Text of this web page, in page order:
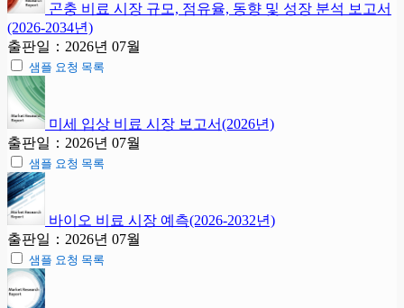
곤충 비료 시장 규모, 점유율, 동향 및 성장 분석 보고서
(2026-2034년)
출판일：2026년 07월
샘플 요청 목록
미세 입상 비료 시장 보고서(2026년)
출판일：2026년 07월
샘플 요청 목록
바이오 비료 시장 예측(2026-2032년)
출판일：2026년 07월
샘플 요청 목록